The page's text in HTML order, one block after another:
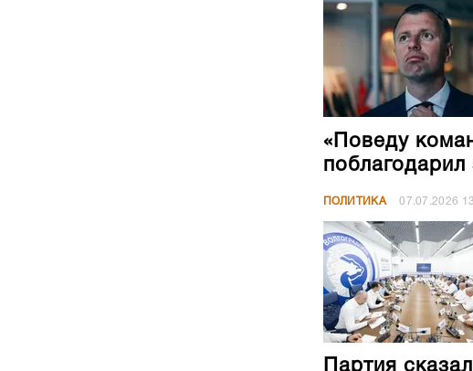
«Поведу
ПОЛИТИКА 07.07.2026
Партия
пост главы
ПОЛИТИКА 03.07.2026